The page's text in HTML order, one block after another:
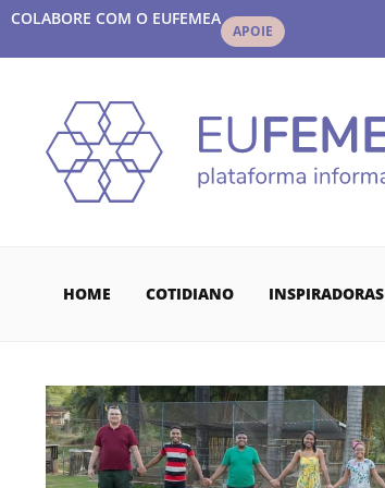
COLABORE COM O EUFEMEA
APOIE
HOME COTIDIANO INSPIRADORAS